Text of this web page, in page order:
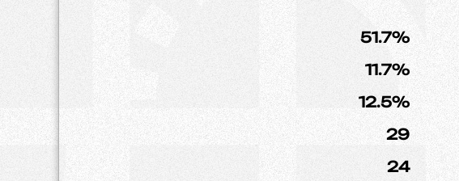
51.7%
11.7%
12.5%
29
24